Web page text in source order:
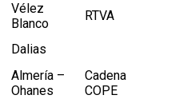
Vélez
Blanco
RTVA
Dalias
Almería –
Ohanes
Cadena
COPE